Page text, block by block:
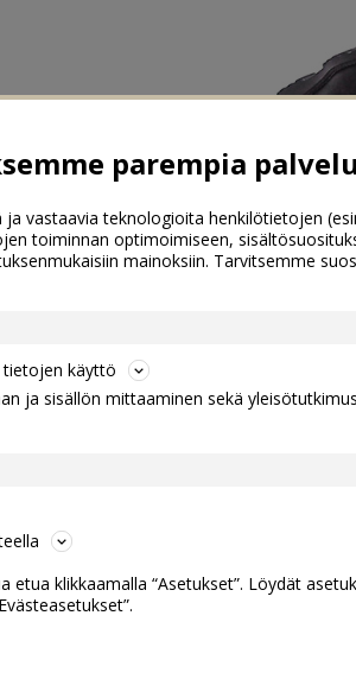
parempia
vastaavia teknologioita henkilötietojen
toiminnan optimoimiseen,
mainoksiin. Tarvitsemme
tietojen käyttö
ja sisällön mittaaminen sekä yleisötutkimus
klikkaamalla “Asetukset”. Löydät